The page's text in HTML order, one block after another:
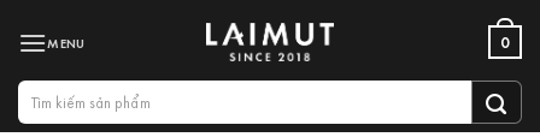
qua
nội
dung
0
Tìm
kiếm: